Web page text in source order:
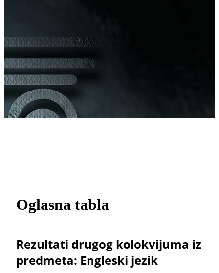
Oglasna tabla
Rezultati drugog kolokvijuma iz
predmeta: Engleski jezik